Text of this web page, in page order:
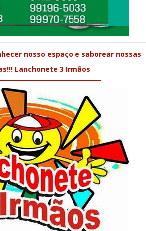
nosso espaço e saborear nossas
Lanchonete 3 Irmãos